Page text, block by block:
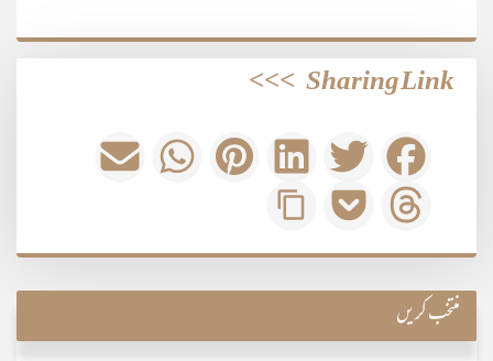
Sharing Link
>>>
منتخب کریں